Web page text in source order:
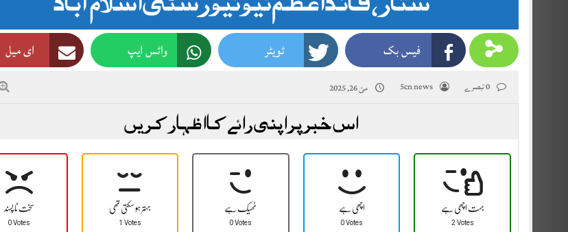
فیس بک ٹویٹر واٹس ایپ ای میل
5cn news مئ 26, 2025
اس خبر پر اپنی رائے کا اظہار کریں
سخت نا پسند
0 Votes
بہتر ہو سکتی تھی
1 Votes
ٹھیک ہے
0 Votes
اچھی ہے
0 Votes
بہت اچھی ہے
2 Votes